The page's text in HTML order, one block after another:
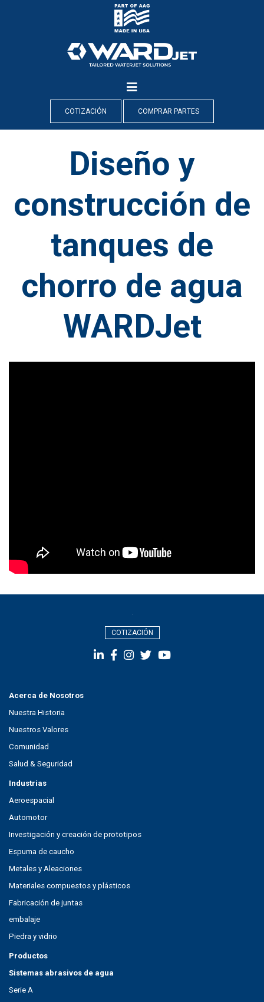
COTIZACIÓN COMPRAR PARTES
Diseño y
construcción de
tanques de
chorro de agua
WARDJet
COTIZACIÓN
Acerca de Nosotros
Nuestra Historia
Nuestros Valores
Comunidad
Salud & Seguridad
Industrias
Aeroespacial
Automotor
Investigación y creación de prototipos
Espuma de caucho
Metales y Aleaciones
Materiales compuestos y plásticos
Fabricación de juntas
embalaje
Piedra y vidrio
Productos
Sistemas abrasivos de agua
Serie A